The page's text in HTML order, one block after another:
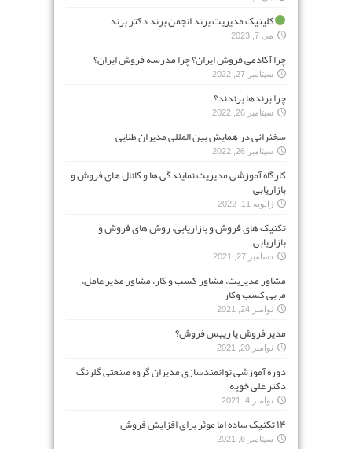
کلینیک مدیریت برند انجمن برند دکتر برند
می 7, 2023
چرا آکادمی فروش ایران؟ چرا مدرسه فروش ایران؟
سپتامبر 27, 2022
چرا برندها برندند؟
سپتامبر 26, 2022
سخنرانی در همایش بین المللی مدیران طلایی
سپتامبر 26, 2022
کارگاه آموزشی مدیریت نمایندگی ها و کانال های فروش و
بازاریابی
ژانویه 11, 2022
تکنیک های فروش و بازاریابی، روش های فروش و
بازاریابی
دسامبر 27, 2021
مشاور مدیریت، مشاور کسب و کار، مشاور مدیر عامل،
مربی کسب وکار
نوامبر 24, 2021
مدیر فروش یا رییس فروش؟
نوامبر 20, 2021
دوره آموزشی توانمندسازی مدیران گروه صنعتی گلرنگ
دکتر علی خویه
نوامبر 4, 2021
۱۴ تکنیک ساده اما موثر برای افزایش فروش
سپتامبر 6, 2021